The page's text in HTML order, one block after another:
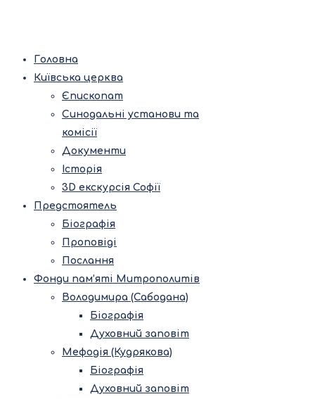
Головна
Київська церква
Єпископат
Синодальні установи та
комісії
Документи
Історія
3D екскурсія Софії
Предстоятель
Біографія
Проповіді
Послання
Фонди пам’яті Митрополитів
Володимира (Сабодана)
Біографія
Духовний заповіт
Мефодія (Кудрякова)
Біографія
Духовний заповіт